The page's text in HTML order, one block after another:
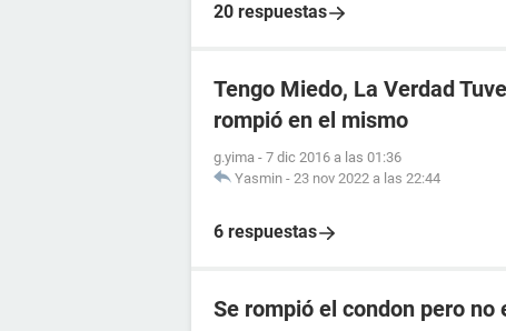
20 respuestas
Tengo Miedo, La Verdad
rompió en el mismo
g.yima - 7 dic 2016 a las 01:36
Yasmin - 23 nov 2022 a las 22:44
6 respuestas
Se rompió el condon pero no